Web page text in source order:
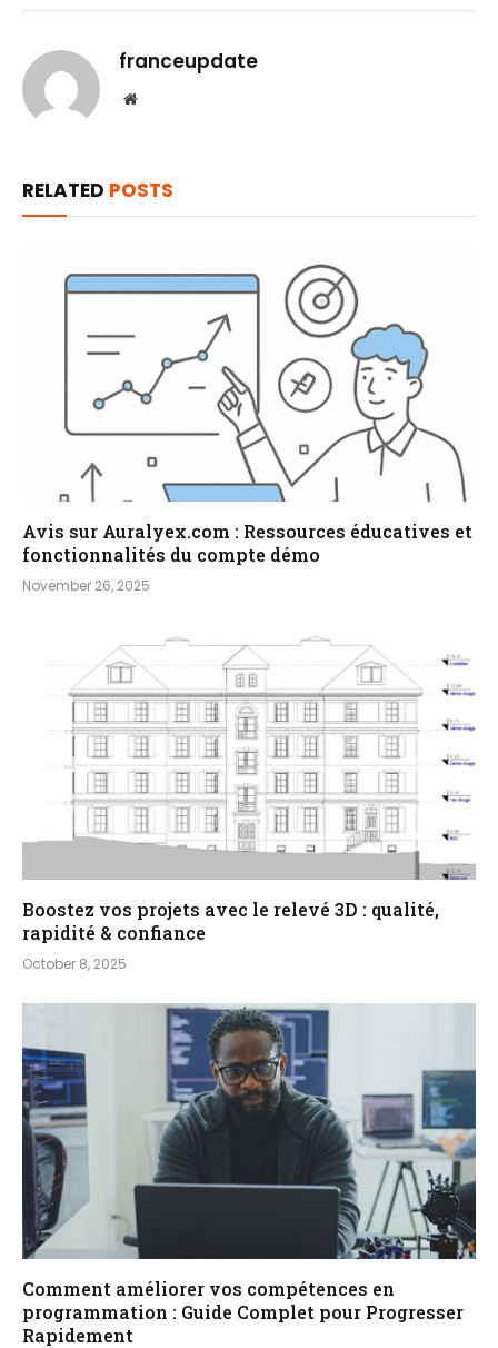
franceupdate
Website
RELATED POSTS
Avis sur Auralyex.com : Ressources éducatives et
fonctionnalités du compte démo
November 26, 2025
Boostez vos projets avec le relevé 3D : qualité,
rapidité & confiance
October 8, 2025
Comment améliorer vos compétences en
programmation : Guide Complet pour Progresser
Rapidement